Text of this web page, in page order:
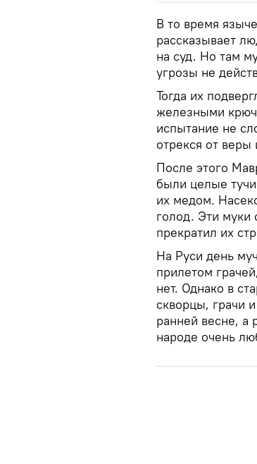
В то время
рассказывает
на суд. Но там
угрозы не
Тогда их
железными
испытание не
отрекся от
После этого
были целые
их медом.
голод. Эти муки
прекратил их
На Руси день
прилетом
нет. Однако в
скворцы, грачи
ранней весне, а
народе очень